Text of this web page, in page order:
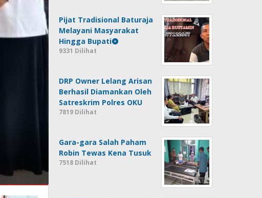
Pijat Tradisional Baturaja
Melayani Masyarakat
Hingga Bupati
9331 Dilihat
DRP Owner Lelang Arisan
Berhasil Diamankan Oleh
Satreskrim Polres OKU
7819 Dilihat
Gara-gara Salah Paham
Robin Tewas Kena Tusuk
7518 Dilihat